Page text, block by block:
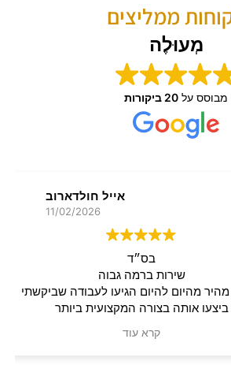
ממליצים
מְעוּלֶה
מבוסס על 20 ביקורות
אייל חולדארוב
11/02/2026
שירות ברמה גבוה
להיום הגיעו לעבודה שביקשתי
אותה בצורה המקצועית ביותר
קרא עוד